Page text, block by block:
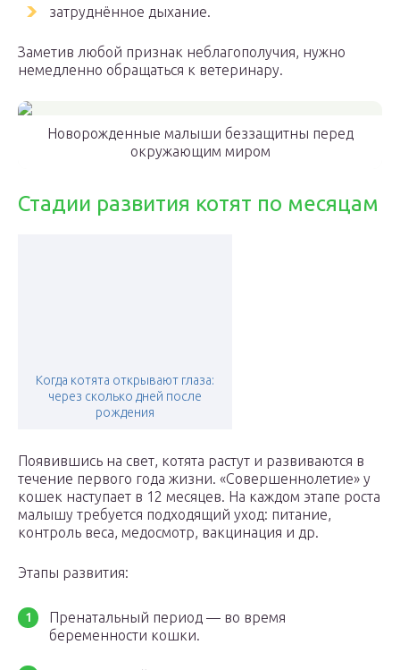
затруднённое дыхание.
Заметив любой признак неблагополучия, нужно
немедленно обращаться к ветеринару.
Новорожденные малыши беззащитны перед
окружающим миром
Стадии развития котят по месяцам
Когда котята открывают глаза:
через сколько дней после
рождения
Появившись на свет, котята растут и развиваются в
течение первого года жизни. «Совершеннолетие» у
кошек наступает в 12 месяцев. На каждом этапе роста
малышу требуется подходящий уход: питание,
контроль веса, медосмотр, вакцинация и др.
Этапы развития:
Пренатальный период — во время
беременности кошки.